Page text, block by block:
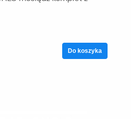
Do koszyka